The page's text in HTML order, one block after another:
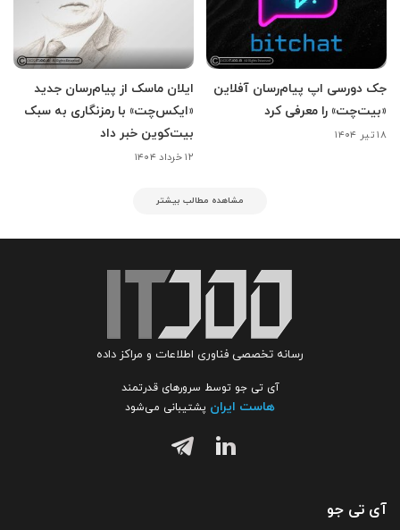
جک دورسی اپ پیام‌رسان آفلاین
«بیت‌چت» را معرفی کرد
۱۸ تیر ۱۴۰۴
ایلان ماسک از پیام‌رسان جدید
«ایکس‌چت» با رمزنگاری به سبک
بیت‌کوین خبر داد
۱۲ خرداد ۱۴۰۴
مشاهده مطالب بیشتر
رسانه تخصصی فناوری اطلاعات و مراکز داده
آی تی جو توسط سرورهای قدرتمند
هاست ایران پشتیبانی می‌شود
آی تی جو